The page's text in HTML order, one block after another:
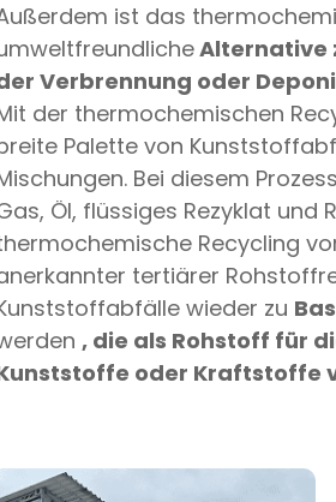
ist das
Alternative
Verbrennung oder
der thermochemischen
Palette von
Bei diesem
Öl, flüssiges Rezyklat und
Recycling
tertiärer
wieder zu
, die als Rohstoff für
oder Kraftstoffe